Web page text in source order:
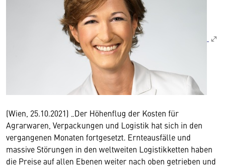
(Wien, 25.10.2021) „Der Höhenflug der Kosten für
Agrarwaren, Verpackungen und Logistik hat sich in den
vergangenen Monaten fortgesetzt. Ernteausfälle und
massive Störungen in den weltweiten Logistikketten haben
die Preise auf allen Ebenen weiter nach oben getrieben und